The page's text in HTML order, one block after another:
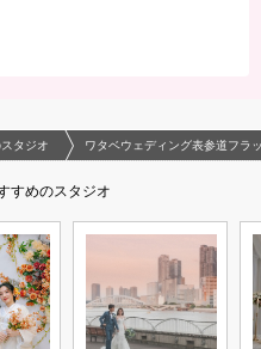
ム
タジオ ワタベウェディング表参道フラ
すめのスタジオ